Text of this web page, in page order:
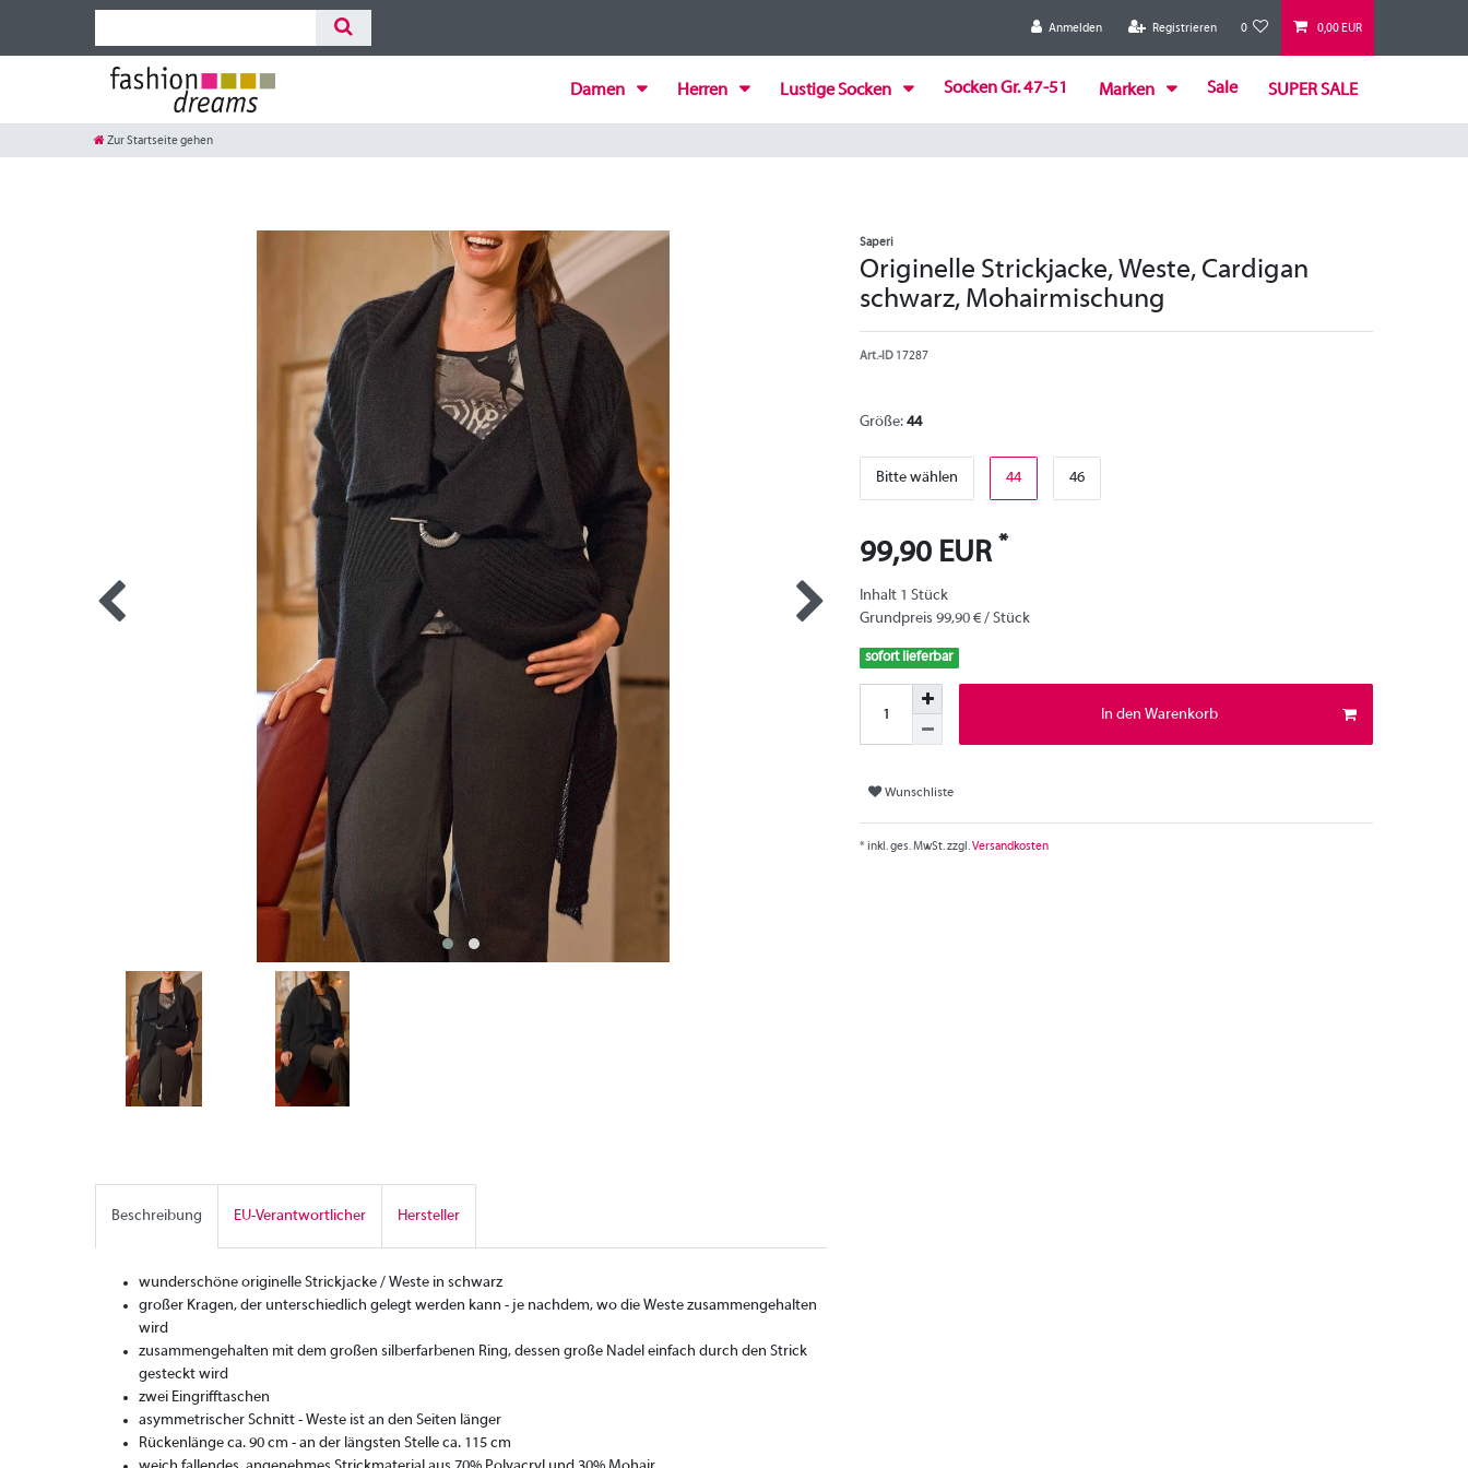
Anmelden Registrieren 0 0,00 EUR
Damen Herren Lustige Socken Socken Gr. 47-51 Marken Sale SUPER SALE
Zur Startseite gehen
Saperi
Originelle Strickjacke, Weste, Cardigan
schwarz, Mohairmischung
Art.-ID 17287
Größe: 44
Bitte wählen 44 46
99,90 EUR *
Inhalt 1 Stück
Grundpreis 99,90 € / Stück
sofort lieferbar
In den Warenkorb
Wunschliste
* inkl. ges. MwSt. zzgl.Versandkosten
Beschreibung EU-Verantwortlicher Hersteller
wunderschöne originelle Strickjacke / Weste in schwarz
großer Kragen, der unterschiedlich gelegt werden kann - je nachdem, wo die Weste zusammengehalten
wird
zusammengehalten mit dem großen silberfarbenen Ring, dessen große Nadel einfach durch den Strick
gesteckt wird
zwei Eingrifftaschen
asymmetrischer Schnitt - Weste ist an den Seiten länger
Rückenlänge ca. 90 cm - an der längsten Stelle ca. 115 cm